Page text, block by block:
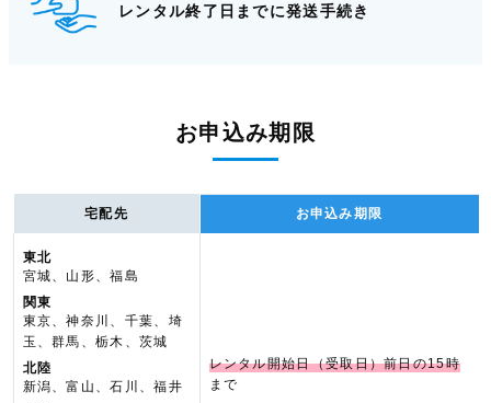
レンタル終了日までに発送手続き
お申込み期限
宅配先 お申込み期限
東北
宮城、山形、福島
関東
東京、神奈川、千葉、埼
玉、群馬、栃木、茨城
北陸
新潟、富山、石川、福井
レンタル開始日（受取日）前日の15時
まで